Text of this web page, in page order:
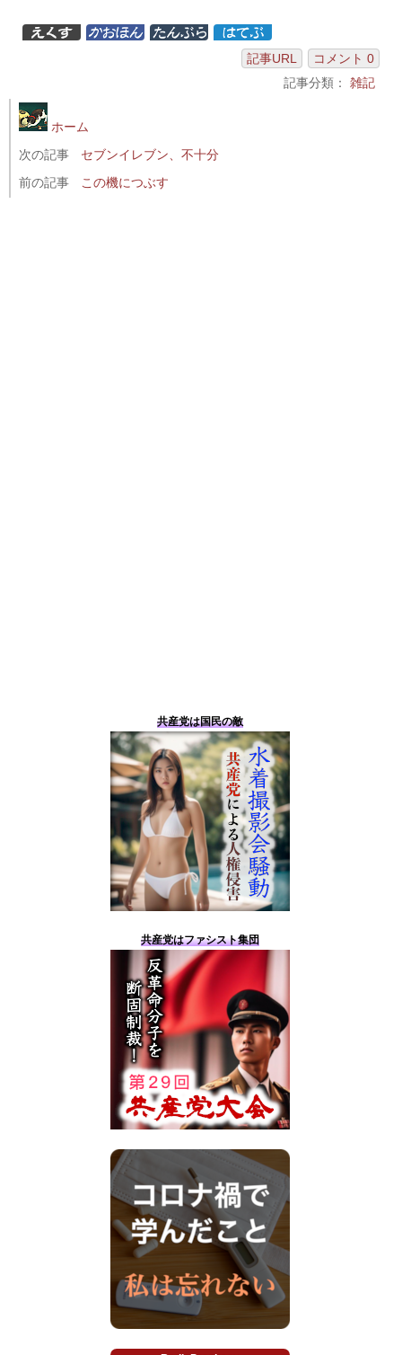
記事URL
コメント 0
記事分類： 雑記
ホーム
次の記事
セブンイレブン、不十分
前の記事
この機につぶす
共産党は国民の敵
共産党はファシスト集団